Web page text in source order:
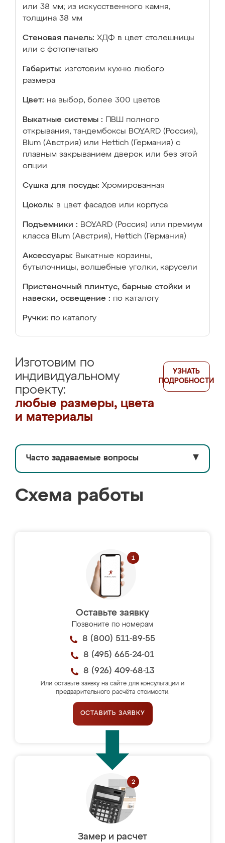
или 38 мм; из искусственного камня,
толщина 38 мм
Стеновая панель: ХДФ в цвет столешницы
или с фотопечатью
Габариты: изготовим кухню любого
размера
Цвет: на выбор, более 300 цветов
Выкатные системы :
ПВШ полного
открывания, тандембоксы BOYARD (Россия),
Blum (Австрия) или Hettich (Германия) с
плавным закрыванием дверок или без этой
опции
Сушка для посуды: Хромированная
Цоколь: в цвет фасадов или корпуса
Подъемники : BOYARD (Россия) или премиум
класса Blum (Австрия), Hettich (Германия)
Аксессуары: Выкатные корзины,
бутылочницы, волшебные уголки, карусели
Пристеночный плинтус, барные стойки и
навески, освещение : по каталогу
Ручки: по каталогу
Изготовим по
индивидуальному
проекту:
любые размеры, цвета
и материалы
УЗНАТЬ
ПОДРОБНОСТИ
Часто задаваемые вопросы ▼
Схема работы
Оставьте заявку
Позвоните по номерам
8 (800) 511-89-55
8 (495) 665-24-01
8 (926) 409-68-13
Или оставьте заявку на сайте для консультации и
предварительного расчёта стоимости.
ОСТАВИТЬ ЗАЯВКУ
Замер и расчет